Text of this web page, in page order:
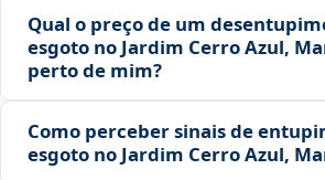
Qual o preço de um
esgoto no Jardim Cerro Azul,
perto de mim?
Como perceber sinais de
esgoto no Jardim Cerro Azul,